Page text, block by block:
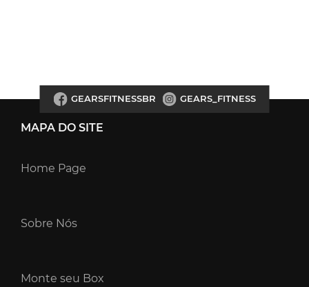
GEARSFITNESSBR GEARS_FITNESS
MAPA DO SITE
Home Page
Sobre Nós
Monte seu Box